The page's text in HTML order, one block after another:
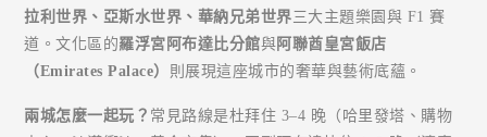
拉利世界、亞斯水世界、華納兄弟世界三大主題樂園與 F1 賽
道。文化區的羅浮宮阿布達比分館與阿聯酋皇宮飯店
（Emirates Palace） 則展現這座城市的奢華與藝術底蘊。
兩城怎麼一起玩？ 常見路線是杜拜住 3–4 晚（哈里發塔、購物